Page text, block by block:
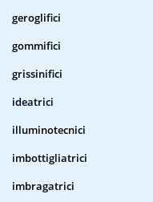
geroglifici
gommifici
grissinifici
ideatrici
illuminotecnici
imbottigliatrici
imbragatrici